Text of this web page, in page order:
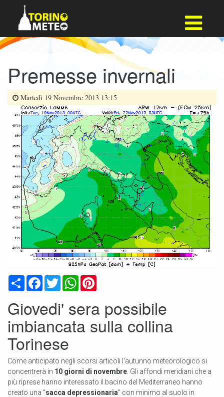
Premesse invernali
Martedì 19 Novembre 2013 13:15
CondividiFacebook
TwitterWhatsApp
Giovedi' sera possibile
imbiancata sulla collina
Torinese
Come anticipato negli scorsi articoli l'autunno meteorologico si
concentrerà in 10 giorni di novembre . Gli affondi meridiani che a
più riprese hanno interessato il bacino del Mediterraneo hanno
creato una "sacca depressionaria" con minimo al suolo in